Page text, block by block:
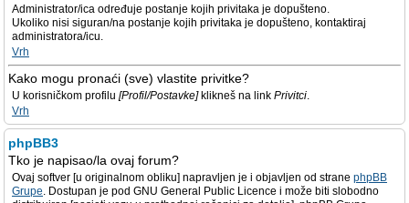
Administrator/ica određuje postanje kojih privitaka je dopušteno.
Ukoliko nisi siguran/na postanje kojih privitaka je dopušteno, kontaktiraj
administratora/icu.
Vrh
Kako mogu pronaći (sve) vlastite privitke?
U korisničkom profilu [Profil/Postavke]klikneš na link Privitci.
Vrh
phpBB3
Tko je napisao/la ovaj forum?
Ovaj softver [u originalnom obliku] napravljen je i objavljen od strane phpBB
Grupe. Dostupan je pod GNU General Public Licence i može biti slobodno